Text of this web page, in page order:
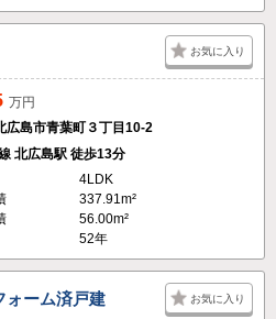
お気に入り
万円
広島市青葉町３丁目10-2
北広島駅 徒歩13分
4LDK
337.91m²
56.00m²
52年
ーム済戸建 お気に入り